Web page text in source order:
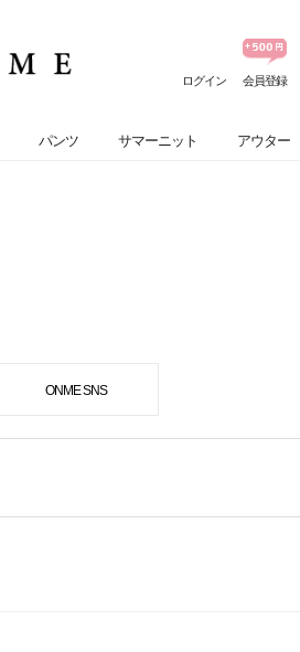
ログイン 会員登録
パンツ サマーニット アウター
ONME SNS